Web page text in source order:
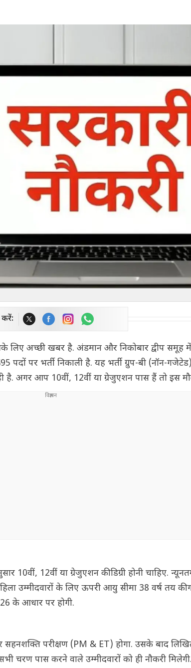
करें:
लिए अच्छी खबर है. अंडमान और निकोबार द्वीप समूह
पर भर्ती निकाली है. यह भर्ती ग्रुप-बी (नॉन-
है. अगर आप 10वीं, 12वीं या ग्रेजुएशन पास हैं तो इस
12वीं या ग्रेजुएशन की डिग्री होनी चाहिए.
के लिए ऊपरी आयु सीमा 38 वर्ष तय की
के आधार पर होगी.
परीक्षण (PM & ET) होगा. उसके बाद लिखित
पास करने वाले उम्मीदवारों को ही नौकरी मिलेगी.